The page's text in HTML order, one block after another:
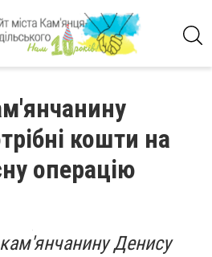
кошти на
операцію
Денису